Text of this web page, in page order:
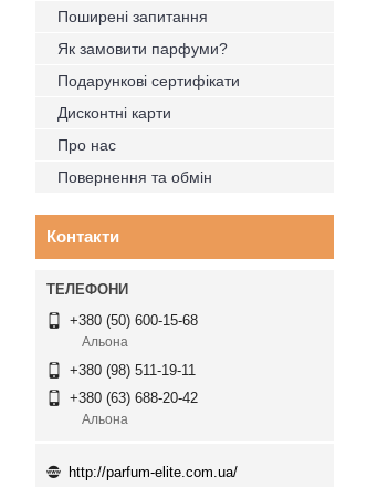
Поширені запитання
Як замовити парфуми?
Подарункові сертифікати
Дисконтні карти
Про нас
Повернення та обмін
Контакти
+380 (50) 600-15-68
Альона
+380 (98) 511-19-11
+380 (63) 688-20-42
Альона
http://parfum-elite.com.ua/